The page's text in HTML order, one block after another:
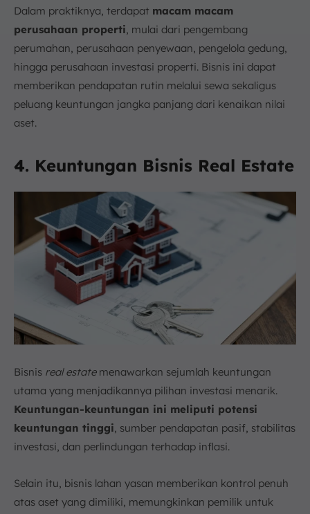
Dalam praktiknya, terdapat macam macam
perusahaan properti , mulai dari pengembang
perumahan, perusahaan penyewaan, pengelola gedung,
hingga perusahaan investasi properti. Bisnis ini dapat
memberikan pendapatan rutin melalui sewa sekaligus
peluang keuntungan jangka panjang dari kenaikan nilai
aset.
4. Keuntungan Bisnis Real Estate
Bisnis real estatemenawarkan sejumlah keuntungan
utama yang menjadikannya pilihan investasi menarik.
Keuntungan-keuntungan ini meliputi potensi
keuntungan tinggi, sumber pendapatan pasif, stabilitas
investasi, dan perlindungan terhadap inflasi.
Selain itu, bisnis lahan yasan memberikan kontrol penuh
atas aset yang dimiliki, memungkinkan pemilik untuk